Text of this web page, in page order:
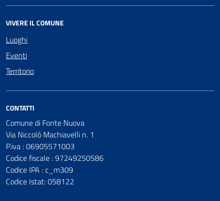
VIVERE IL COMUNE
Luoghi
Eventi
Territorio
CONTATTI
Comune di Fonte Nuova
Via Niccolò Machiavelli n. 1
P.iva : 06905571003
Codice fiscale : 97249250586
Codice IPA : c_m309
Codice Istat: 058122